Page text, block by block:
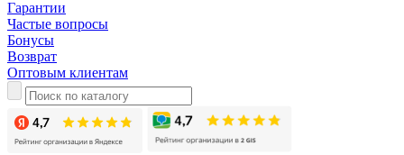
Гарантии
Частые вопросы
Бонусы
Возврат
Оптовым клиентам